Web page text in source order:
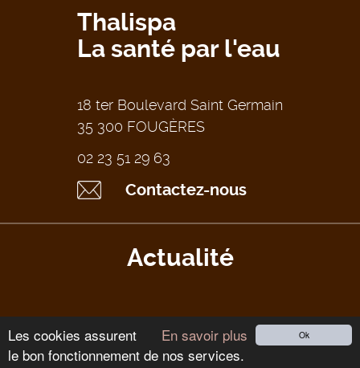
Ok
En savoir plus
Les cookies assurent
le bon fonctionnement de nos services.
Thalispa
La santé par l'eau
18 ter Boulevard Saint Germain
35 300 FOUGÈRES
02 23 51 29 63
Contactez-nous
Actualité
Tous droits réservés Thalispa 2026- Mentions légales